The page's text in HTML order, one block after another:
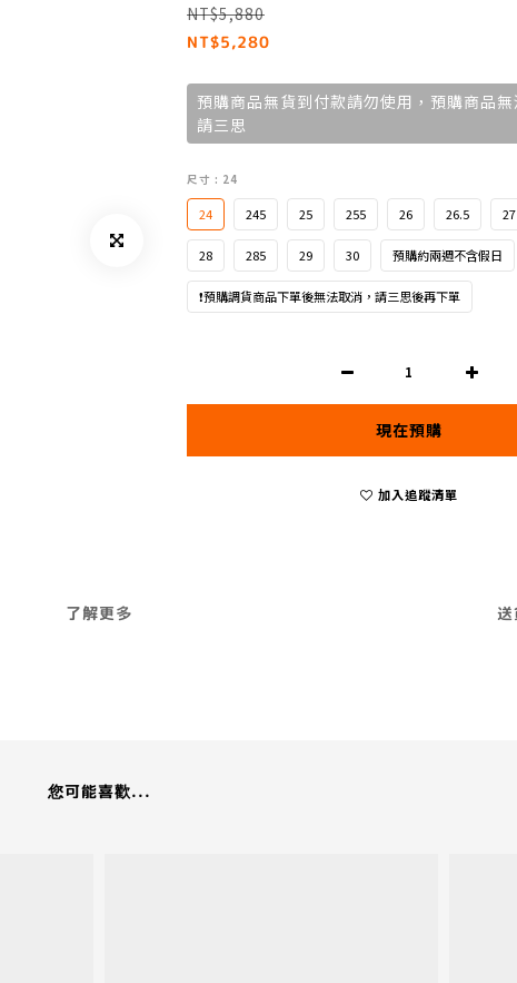
NT$5,880
NT$5,280
預購商品無貨到付款請勿使用，預購商品
請三思
尺寸 : 24
24 245 25 255 26 26.5 27
28 285 29 30 預購約兩週不含假日
❗預購調貨商品下單後無法取消，請三思後再下單
現在預購
加入追蹤清單
了解更多
您可能喜歡...